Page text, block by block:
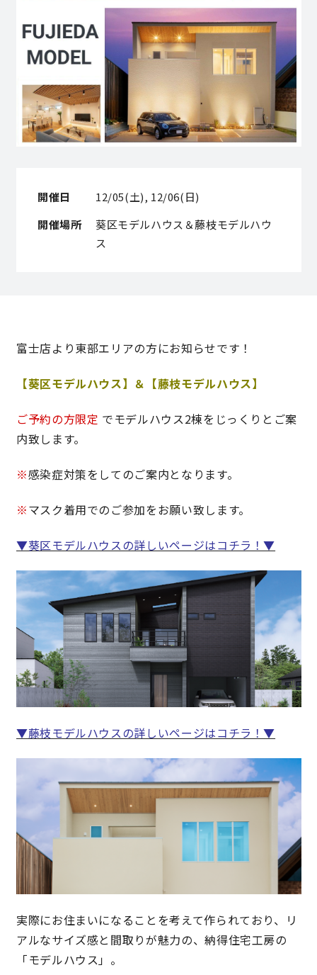
OWNER’S SITE オーナーズサイト
nattoku グループコーポレートサイト
理想の暮らしを引き出すデザイン力
耐震等級3 & 許容応力度計算 全棟標準
徹底したコストダウンの追求
2030年の省エネ基準住宅
100年点検住宅
快適な室内環境へのこだわり
生涯続く安心のアフターフォロー
ラインナップ
最響の家
Groovin’
nattoku住宅25周年記念モデル
Glass Arts
Blue Style
キママプラス
納得リフォームスタジオ nattoku リノベ
分譲住宅･不動産
開催日
12/05(土), 12/06(日)
開催場所
葵区モデルハウス＆藤枝モデルハウ
ス
富士店より東部エリアの方にお知らせです！
【葵区モデルハウス】＆【藤枝モデルハウス】
ご予約の方限定 でモデルハウス2棟をじっくりとご案
内致します。
※感染症対策をしてのご案内となります。
※マスク着用でのご参加をお願い致します。
▼葵区モデルハウスの詳しいページはコチラ！▼
▼藤枝モデルハウスの詳しいページはコチラ！▼
実際にお住まいになることを考えて作られており、リ
アルなサイズ感と間取りが魅力の、納得住宅工房の
「モデルハウス」。